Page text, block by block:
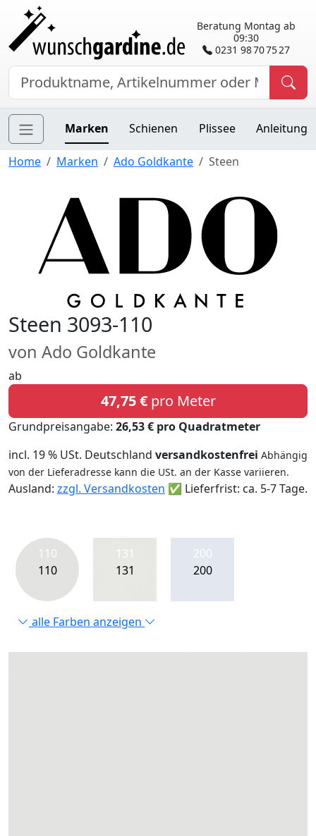
Beratung Montag ab
09:30
0231 98 70 75 27
Marken Schienen Plissee Anleitung
Home Marken Ado Goldkante Steen
Steen 3093-110
von Ado Goldkante
ab
47,75 €pro Meter
Grundpreisangabe: 26,53 € pro Quadratmeter
incl. 19 % USt. Deutschland versandkostenfrei Abhängig
von der Lieferadresse kann die USt. an der Kasse variieren.
Ausland: zzgl. Versandkosten ✅ Lieferfrist: ca. 5-7 Tage.
110
110
131
131
200
200
alle Farben anzeigen